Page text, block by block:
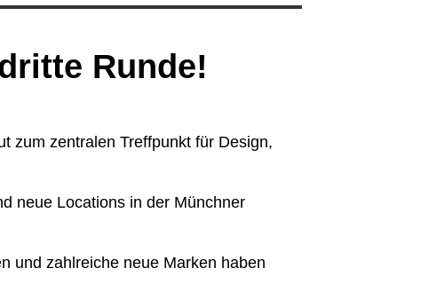
Runde!
zum zentralen Treffpunkt für Design,
neue Locations in der Münchner
und zahlreiche neue Marken haben